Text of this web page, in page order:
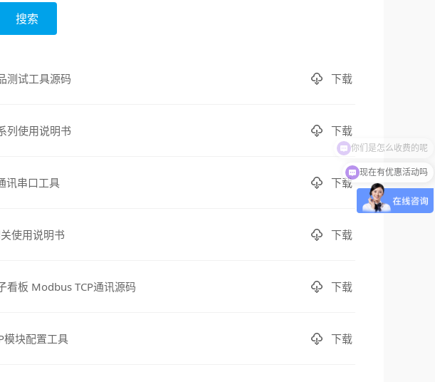
搜索
测试工具源码 下载
列使用说明书 下载
讯串口工具 下载
使用说明书 下载
看板 Modbus TCP通讯源码 下载
模块配置工具 下载
现在有优惠活动吗